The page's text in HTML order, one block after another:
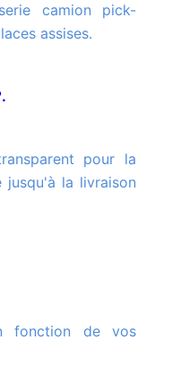
camion pick-
assises.
jusqu'à la livraison